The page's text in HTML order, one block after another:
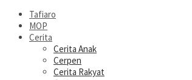
Tafiaro
MOP
Cerita
Cerita Anak
Cerpen
Cerita Rakyat